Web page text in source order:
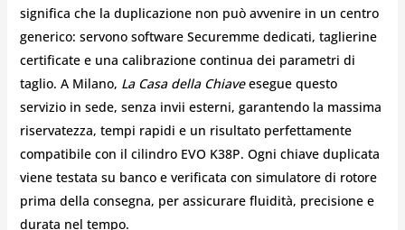
significa che la duplicazione non può avvenire in un centro
generico: servono software Securemme dedicati, taglierine
certificate e una calibrazione continua dei parametri di
taglio. A Milano, La Casa della Chiaveesegue questo
servizio in sede, senza invii esterni, garantendo la massima
riservatezza, tempi rapidi e un risultato perfettamente
compatibile con il cilindro EVO K38P. Ogni chiave duplicata
viene testata su banco e verificata con simulatore di rotore
prima della consegna, per assicurare fluidità, precisione e
durata nel tempo.